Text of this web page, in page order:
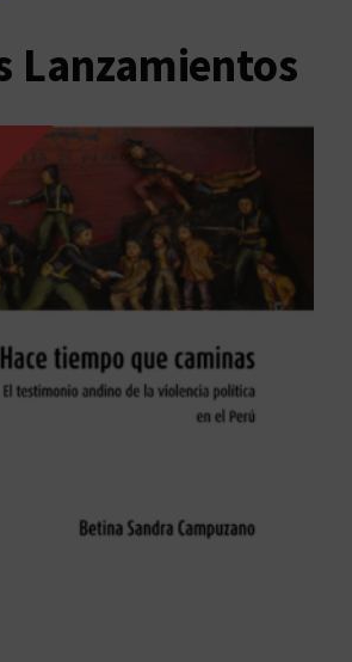
Lanzamientos